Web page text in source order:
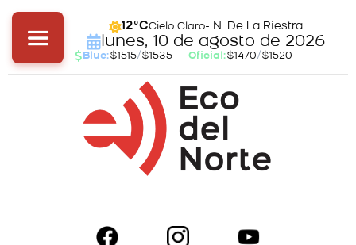
12°CCielo Claro- N. De La Riestra
lunes, 10 de agosto de 2026
Blue:$1515/$1535 Oficial:$1470/$1520